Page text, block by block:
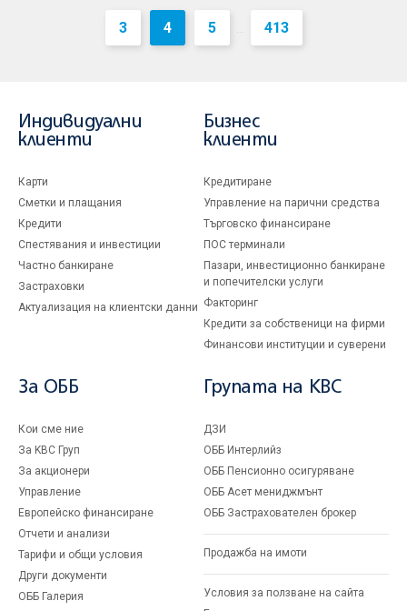
3 4 5 ... 413
Индивидуални
клиенти
Карти
Сметки и плащания
Кредити
Спестявания и инвестиции
Частно банкиране
Застраховки
Актуализация на клиентски данни
Бизнес
клиенти
Кредитиране
Управление на парични средства
Търговско финансиране
ПОС терминали
Пазари, инвестиционно банкиране
и попечителски услуги
Факторинг
Кредити за собственици на фирми
Финансови институции и суверени
За ОББ
Кои сме ние
За KBC Груп
За акционери
Управление
Европейско финансиране
Отчети и анализи
Тарифи и общи условия
Други документи
ОББ Галерия
Групата на KBC
ДЗИ
ОББ Интерлийз
ОББ Пенсионно осигуряване
ОББ Асет мениджмънт
ОББ Застрахователен брокер
Продажба на имоти
Условия за ползване на сайта